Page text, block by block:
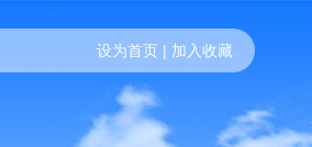
设为首页 | 加入收藏